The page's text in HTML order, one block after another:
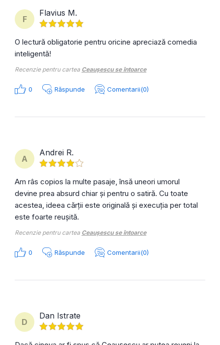
F
Flavius M.
O lectură obligatorie pentru oricine apreciază comedia
inteligentă!
Recenzie pentru cartea Ceaușescu se întoarce
0 Răspunde Comentarii(0)
A
Andrei R.
Am râs copios la multe pasaje, însă uneori umorul
devine prea absurd chiar și pentru o satiră. Cu toate
acestea, ideea cărții este originală și execuția per total
este foarte reușită.
Recenzie pentru cartea Ceaușescu se întoarce
0 Răspunde Comentarii(0)
D
Dan Istrate